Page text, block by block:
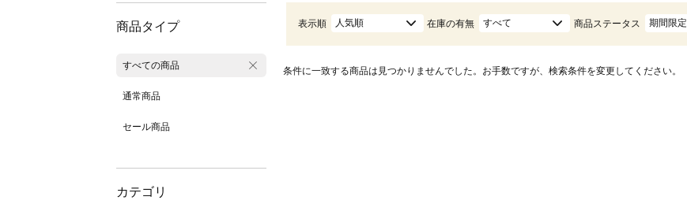
商品タイプ
すべての商品
通常商品
セール商品
カテゴリ
表示順 人気順 在庫の有無 すべて 商品ステータス 期間限定
条件に一致する商品は見つかりませんでした。お手数ですが、検索条件を変更してください。